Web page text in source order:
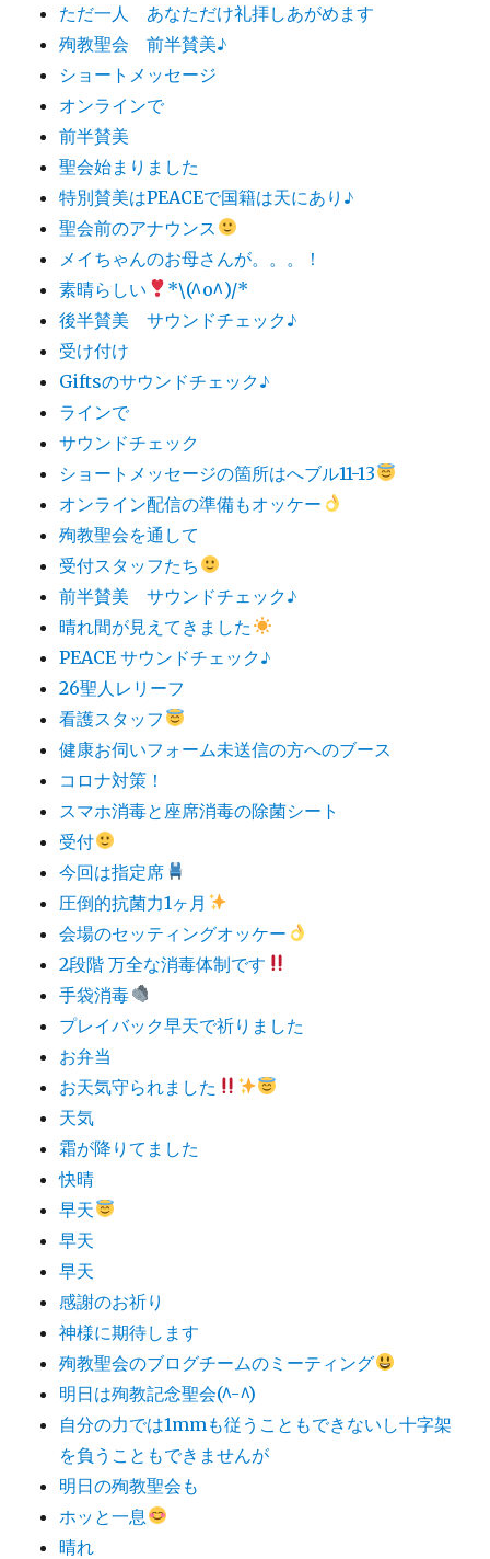
ただ一人 あなただけ礼拝しあがめます
殉教聖会 前半賛美♪
ショートメッセージ
オンラインで
前半賛美
聖会始まりました
特別賛美はPEACEで国籍は天にあり♪
聖会前のアナウンス
メイちゃんのお母さんが。。。！
素晴らしい
*\(^o^)/*
後半賛美 サウンドチェック♪
受け付け
Giftsのサウンドチェック♪
ラインで
サウンドチェック
ショートメッセージの箇所はへブル11-13
オンライン配信の準備もオッケー
殉教聖会を通して
受付スタッフたち
前半賛美 サウンドチェック♪
晴れ間が見えてきました
PEACE サウンドチェック♪
26聖人レリーフ
看護スタッフ
健康お伺いフォーム未送信の方へのブース
コロナ対策！
スマホ消毒と座席消毒の除菌シート
受付
今回は指定席
圧倒的抗菌力1ヶ月
会場のセッティングオッケー
2段階 万全な消毒体制です
手袋消毒
プレイバック早天で祈りました
お弁当
お天気守られました
天気
霜が降りてました
快晴
早天
早天
早天
感謝のお祈り
神様に期待します
殉教聖会のブログチームのミーティング
明日は殉教記念聖会(^-^)
自分の力では1mmも従うこともできないし十字架
を負うこともできませんが
明日の殉教聖会も
ホッと一息
晴れ